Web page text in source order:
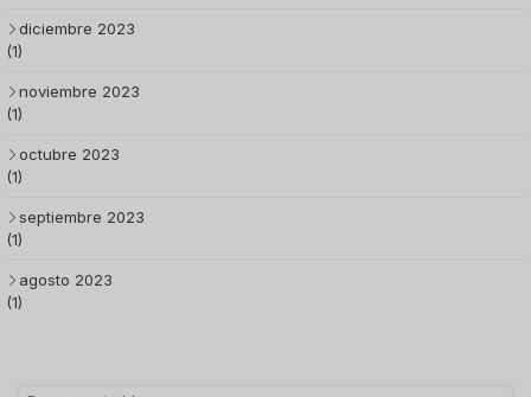
diciembre 2023
(1)
noviembre 2023
(1)
octubre 2023
(1)
septiembre 2023
(1)
agosto 2023
(1)